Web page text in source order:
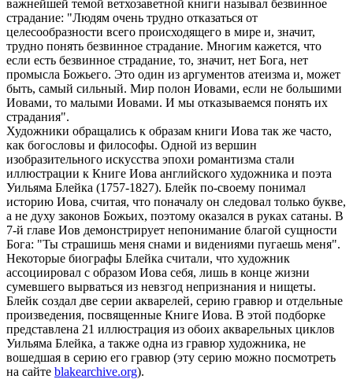
важнейшей темой ветхозаветной книги называл безвинное
страдание: "Людям очень трудно отказаться от
целесообразности всего происходящего в мире и, значит,
трудно понять безвинное страдание. Многим кажется, что
если есть безвинное страдание, то, значит, нет Бога, нет
промысла Божьего. Это один из аргументов атеизма и, может
быть, самый сильный. Мир полон Иовами, если не большими
Иовами, то малыми Иовами. И мы отказываемся понять их
страдания".
Художники обращались к образам книги Иова так же часто,
как богословы и философы. Одной из вершин
изобразительного искусства эпохи романтизма стали
иллюстрации к Книге Иова английского художника и поэта
Уильяма Блейка (1757-1827). Блейк по-своему понимал
историю Иова, считая, что поначалу он следовал только букве,
а не духу законов Божьих, поэтому оказался в руках сатаны. В
7-й главе Иов демонстрирует непонимание благой сущности
Бога: "Ты страшишь меня снами и видениями пугаешь меня".
Некоторые биографы Блейка считали, что художник
ассоциировал с образом Иова себя, лишь в конце жизни
сумевшего вырваться из невзгод непризнания и нищеты.
Блейк создал две серии акварелей, серию гравюр и отдельные
произведения, посвященные Книге Иова. В этой подборке
представлена 21 иллюстрация из обоих акварельных циклов
Уильяма Блейка, а также одна из гравюр художника, не
вошедшая в серию его гравюр (эту серию можно посмотреть
на сайте blakearchive.org).